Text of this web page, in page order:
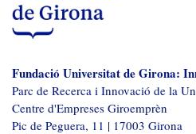
Fundació Universitat de Girona:
Parc de Recerca i Innovació de la
Centre d'Empreses Giroemprèn
Pic de Peguera, 11 | 17003 Girona